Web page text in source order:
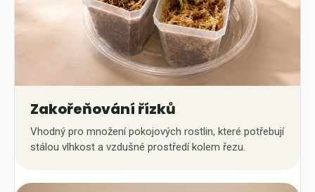
Zakořeňování řízků
Vhodný pro množení pokojových rostlin, které potřebují
stálou vlhkost a vzdušné prostředí kolem řezu.